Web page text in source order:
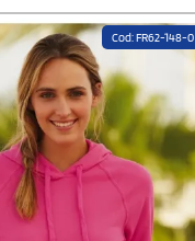
Cod: FR62-148-0